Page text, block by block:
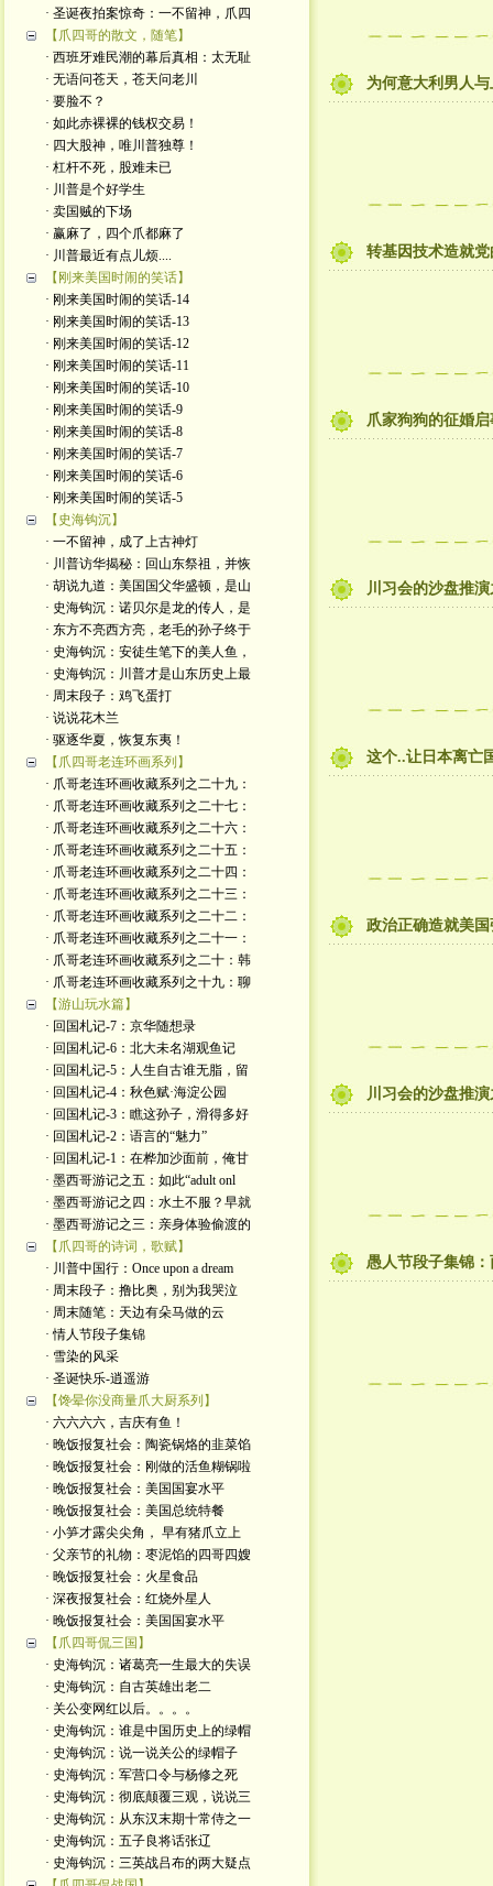
· 圣诞夜拍案惊奇：一不留神，爪四
【爪四哥的散文，随笔】
· 西班牙难民潮的幕后真相：太无耻
· 无语问苍天，苍天问老川
· 要脸不？
· 如此赤裸裸的钱权交易！
· 四大股神，唯川普独尊！
· 杠杆不死，股难未已
· 川普是个好学生
· 卖国贼的下场
· 赢麻了，四个爪都麻了
· 川普最近有点儿烦....
【刚来美国时闹的笑话】
· 刚来美国时闹的笑话-14
· 刚来美国时闹的笑话-13
· 刚来美国时闹的笑话-12
· 刚来美国时闹的笑话-11
· 刚来美国时闹的笑话-10
· 刚来美国时闹的笑话-9
· 刚来美国时闹的笑话-8
· 刚来美国时闹的笑话-7
· 刚来美国时闹的笑话-6
· 刚来美国时闹的笑话-5
【史海钩沉】
· 一不留神，成了上古神灯
· 川普访华揭秘：回山东祭祖，并恢
· 胡说九道：美国国父华盛顿，是山
· 史海钩沉：诺贝尔是龙的传人，是
· 东方不亮西方亮，老毛的孙子终于
· 史海钩沉：安徒生笔下的美人鱼，
· 史海钩沉：川普才是山东历史上最
· 周末段子：鸡飞蛋打
· 说说花木兰
· 驱逐华夏，恢复东夷！
【爪四哥老连环画系列】
· 爪哥老连环画收藏系列之二十九：
· 爪哥老连环画收藏系列之二十七：
· 爪哥老连环画收藏系列之二十六：
· 爪哥老连环画收藏系列之二十五：
· 爪哥老连环画收藏系列之二十四：
· 爪哥老连环画收藏系列之二十三：
· 爪哥老连环画收藏系列之二十二：
· 爪哥老连环画收藏系列之二十一：
· 爪哥老连环画收藏系列之二十：韩
· 爪哥老连环画收藏系列之十九：聊
【游山玩水篇】
· 回国札记-7：京华随想录
· 回国札记-6：北大未名湖观鱼记
· 回国札记-5：人生自古谁无脂，留
· 回国札记-4：秋色赋·海淀公园
· 回国札记-3：瞧这孙子，滑得多好
· 回国札记-2：语言的“魅力”
· 回国札记-1：在桦加沙面前，俺甘
· 墨西哥游记之五：如此“adult onl
· 墨西哥游记之四：水土不服？早就
· 墨西哥游记之三：亲身体验偷渡的
【爪四哥的诗词，歌赋】
· 川普中国行：Once upon a dream
· 周末段子：撸比奥，别为我哭泣
· 周末随笔：天边有朵马做的云
· 情人节段子集锦
· 雪染的风采
· 圣诞快乐-逍遥游
【馋晕你没商量爪大厨系列】
· 六六六六，吉庆有鱼！
· 晚饭报复社会：陶瓷锅烙的韭菜馅
· 晚饭报复社会：刚做的活鱼糊锅啦
· 晚饭报复社会：美国国宴水平
· 晚饭报复社会：美国总统特餐
· 小笋才露尖尖角， 早有猪爪立上
· 父亲节的礼物：枣泥馅的四哥四嫂
· 晚饭报复社会：火星食品
· 深夜报复社会：红烧外星人
· 晚饭报复社会：美国国宴水平
【爪四哥侃三国】
· 史海钩沉：诸葛亮一生最大的失误
· 史海钩沉：自古英雄出老二
· 关公变网红以后。。。。
· 史海钩沉：谁是中国历史上的绿帽
· 史海钩沉：说一说关公的绿帽子
· 史海钩沉：军营口令与杨修之死
· 史海钩沉：彻底颠覆三观，说说三
· 史海钩沉：从东汉末期十常侍之一
· 史海钩沉：五子良将话张辽
· 史海钩沉：三英战吕布的两大疑点
为何意大利男人
转基因技术造就
爪家狗狗的征婚启
川习会的沙盘推
这个..让日本离亡
政治正确造就美
川习会的沙盘推
愚人节段子集锦